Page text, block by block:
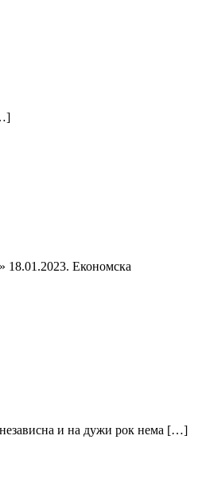
18.01.2023. Економска
независна и на дужи рок нема […]